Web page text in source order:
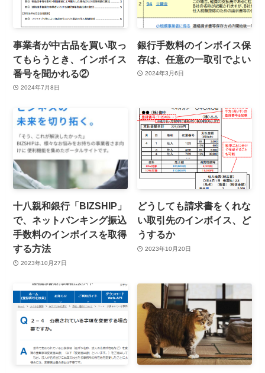
事業者が中古品を買い取っ
てもらうとき、インボイス
番号を聞かれる②
2024年7月8日
銀行手数料のインボイス保
存は、任意の一取引でよい
2024年3月6日
十八親和銀行「BIZSHIP」
で、ネットバンキング振込
手数料のインボイスを取得
する方法
2023年10月27日
どうしても請求書をくれな
い取引先のインボイス、ど
うするか
2023年10月20日